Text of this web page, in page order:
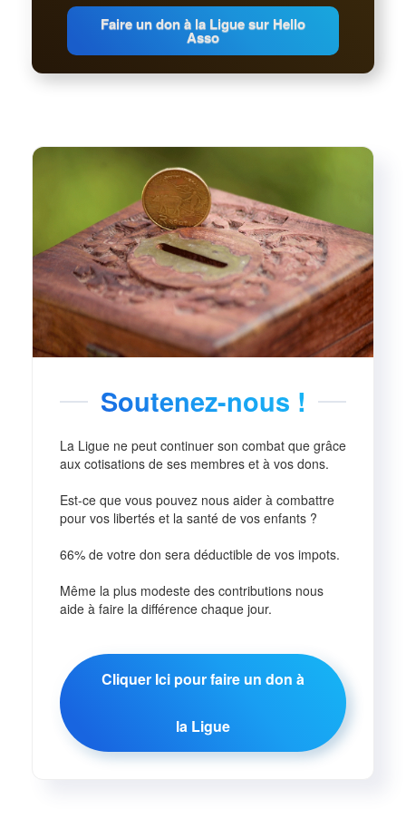
Faire un don à la Ligue sur Hello
Asso
Soutenez-nous !
La Ligue ne peut continuer son combat que grâce
aux cotisations de ses membres et à vos dons.
Est-ce que vous pouvez nous aider à combattre
pour vos libertés et la santé de vos enfants ?
66% de votre don sera déductible de vos impots.
Même la plus modeste des contributions nous
aide à faire la différence chaque jour.
Cliquer Ici pour faire un don à
la Ligue